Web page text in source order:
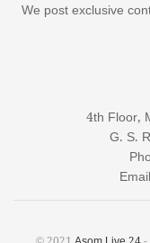
We post exclusive
4th Floor,
G. S.